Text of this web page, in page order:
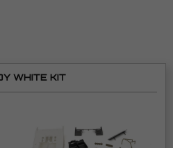
WHITE KIT